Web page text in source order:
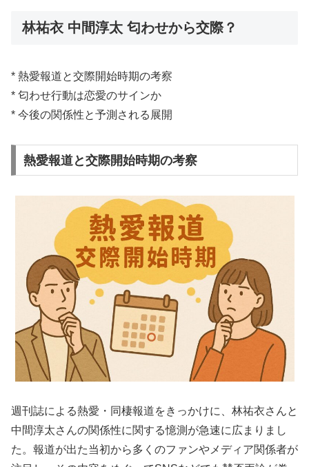
林祐衣 中間淳太 匂わせから交際？
* 熱愛報道と交際開始時期の考察
* 匂わせ行動は恋愛のサインか
* 今後の関係性と予測される展開
熱愛報道と交際開始時期の考察
週刊誌による熱愛・同棲報道をきっかけに、林祐衣さんと
中間淳太さんの関係性に関する憶測が急速に広まりまし
た。報道が出た当初から多くのファンやメディア関係者が